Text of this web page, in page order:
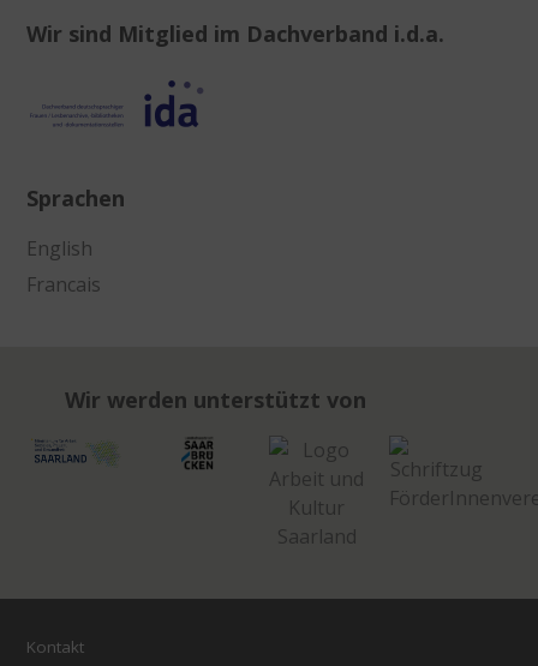
Wir sind Mitglied im Dachverband i.d.a.
Sprachen
English
Francais
Wir werden unterstützt von
Kontakt